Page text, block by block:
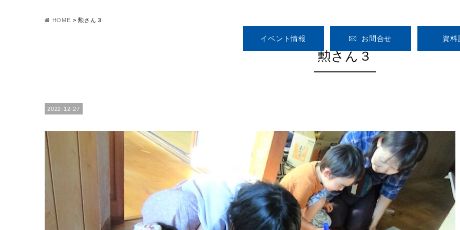
イベント情報 お問合せ 資料
CONCEPT
HOME >勲さん３
勲さん３
2022-12-27